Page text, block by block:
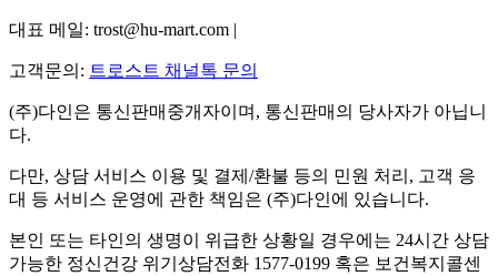
대표 메일: trost@hu-mart.com |
고객문의: 트로스트 채널톡 문의
(주)다인은 통신판매중개자이며, 통신판매의 당사자가 아닙니
다.
다만, 상담 서비스 이용 및 결제/환불 등의 민원 처리, 고객 응
대 등 서비스 운영에 관한 책임은 (주)다인에 있습니다.
본인 또는 타인의 생명이 위급한 상황일 경우에는 24시간 상담
가능한 정신건강 위기상담전화 1577-0199 혹은 보건복지콜센